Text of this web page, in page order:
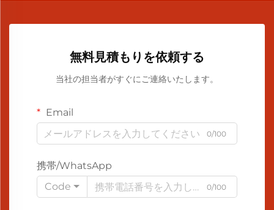
無料見積もりを依頼する
当社の担当者がすぐにご連絡いたします。
Email
0/100
携帯/WhatsApp
Code
0/100